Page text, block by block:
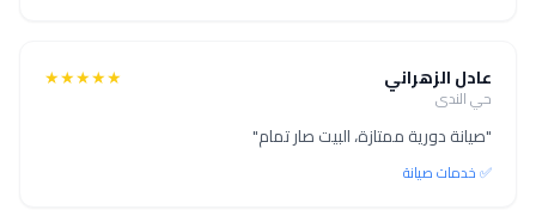
عادل الزهراني
حي الندى
★★★★★
"صيانة دورية ممتازة، البيت صار تمام"
✅ خدمات صيانة